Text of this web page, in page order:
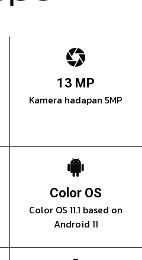
13 MP
Kamera hadapan 5MP
Color OS
Color OS 11.1 based on
Android 11